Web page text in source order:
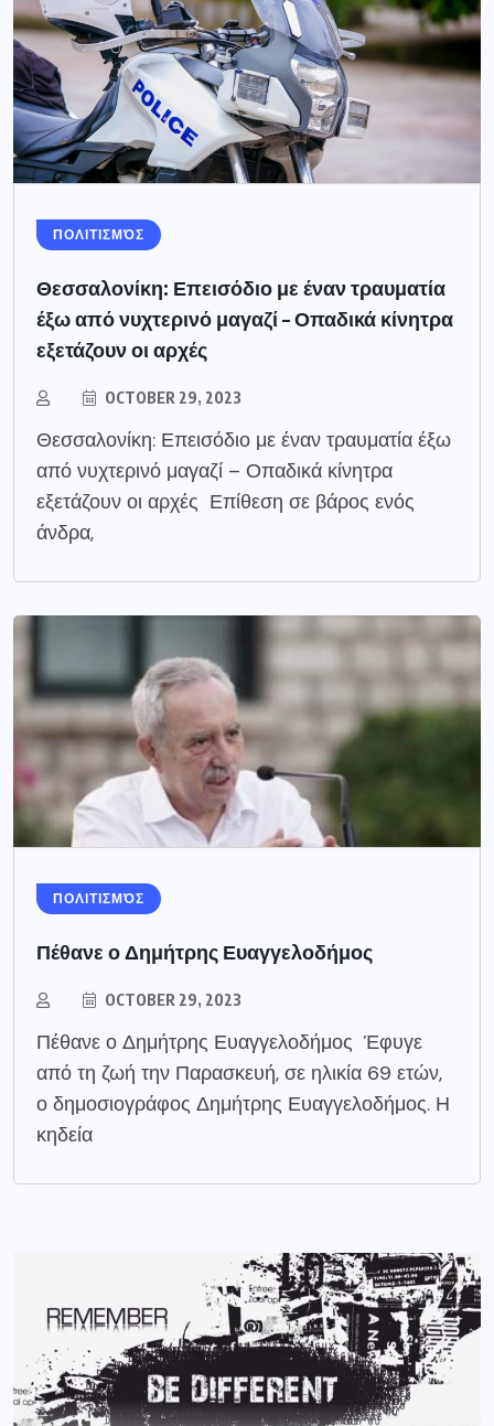
ΠΟΛΙΤΙΣΜΌΣ
Θεσσαλονίκη: Επεισόδιο με έναν τραυματία
έξω από νυχτερινό μαγαζί – Οπαδικά κίνητρα
εξετάζουν οι αρχές
OCTOBER 29, 2023
Θεσσαλονίκη: Επεισόδιο με έναν τραυματία έξω
από νυχτερινό μαγαζί – Οπαδικά κίνητρα
εξετάζουν οι αρχές Επίθεση σε βάρος ενός
άνδρα,
ΠΟΛΙΤΙΣΜΌΣ
Πέθανε ο Δημήτρης Ευαγγελοδήμος
OCTOBER 29, 2023
Πέθανε ο Δημήτρης Ευαγγελοδήμος Έφυγε
από τη ζωή την Παρασκευή, σε ηλικία 69 ετών,
ο δημοσιογράφος Δημήτρης Ευαγγελοδήμος. Η
κηδεία